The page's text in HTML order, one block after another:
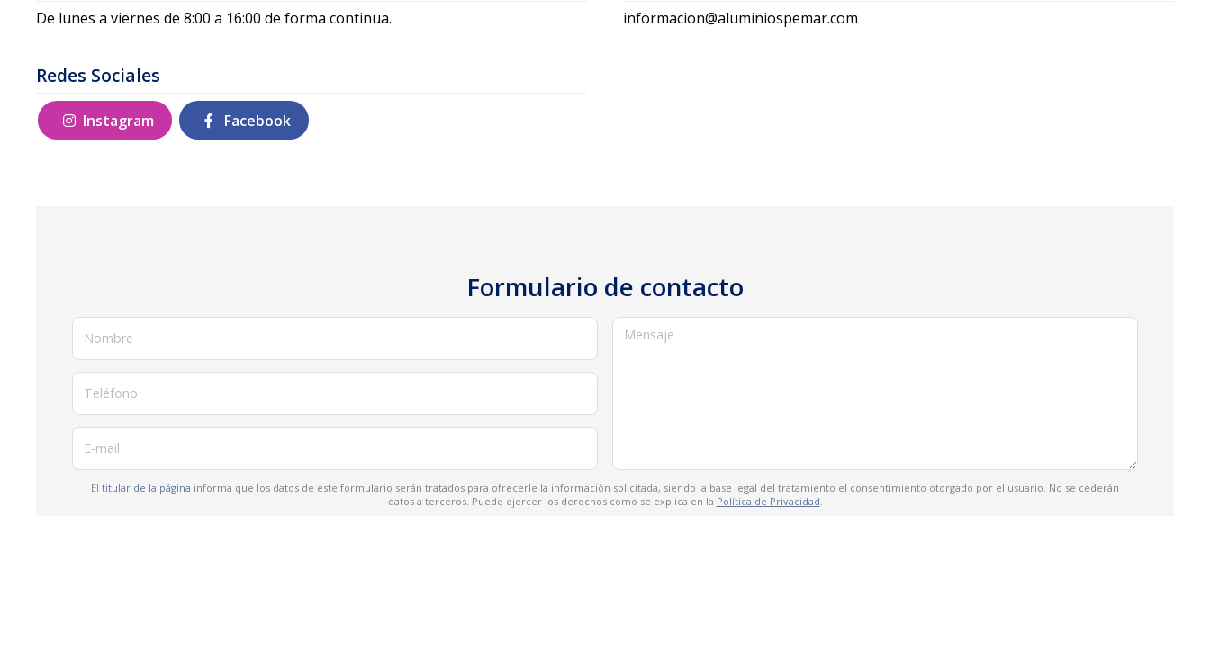
De lunes a viernes de 8:00 a 16:00 de forma continua. informacion@aluminiospemar.com
Redes Sociales
Instagram Facebook
Formulario de contacto
Nombre
Teléfono
E-mail
Mensaje
El titular de la página informa que los datos de este formulario serán tratados para ofrecerle la información solicitada, siendo la base legal del tratamiento el consentimiento otorgado por el usuario. No se cederán
datos a terceros. Puede ejercer los derechos como se explica en la Política de Privacidad.